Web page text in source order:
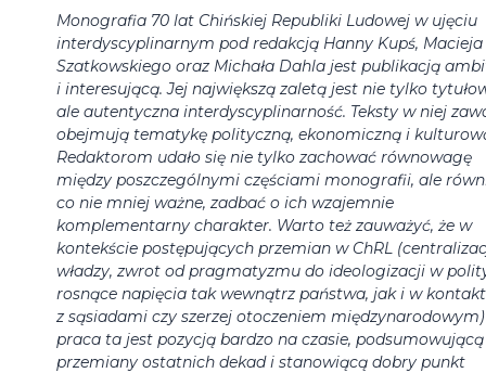
Monografia 70 lat Chińskiej Republiki Ludowej w ujęciu
interdyscyplinarnym pod redakcją Hanny Kupś, Macieja
Szatkowskiego oraz Michała Dahla jest publikacją
i interesującą. Jej największą zaletą jest nie tylko
ale autentyczna interdyscyplinarność. Teksty w niej
obejmują tematykę polityczną, ekonomiczną i
Redaktorom udało się nie tylko zachować równowagę
między poszczególnymi częściami monografii, ale
co nie mniej ważne, zadbać o ich wzajemnie
komplementarny charakter. Warto też zauważyć, że w
kontekście postępujących przemian w ChRL
władzy, zwrot od pragmatyzmu do ideologizacji w
rosnące napięcia tak wewnątrz państwa, jak i w
z sąsiadami czy szerzej otoczeniem międzynarodowym)
praca ta jest pozycją bardzo na czasie, podsumowującą
przemiany ostatnich dekad i stanowiącą dobry punkt